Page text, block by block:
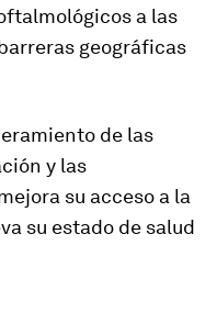
a las
geográficas
de las
y las
su acceso a la
su estado de salud